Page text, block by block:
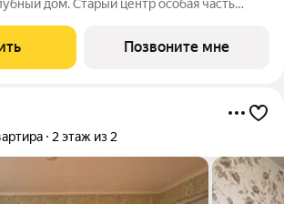
в пешей доступности. Район, который
Позвоните мне
2 этаж из 2